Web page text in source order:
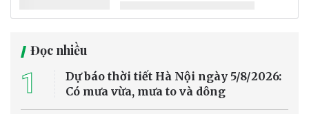
hành khách công cộng theo hướng xanh, đặt mục tiêu đến năm
điện hoặc năng lượng xanh, góp phần giảm phát thải khí nhà kính
và xây dựng hệ thống giao thông bền vững.
Môi trường - Tài nguyên